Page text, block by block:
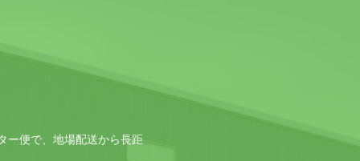
ー便で、地場配送から長距